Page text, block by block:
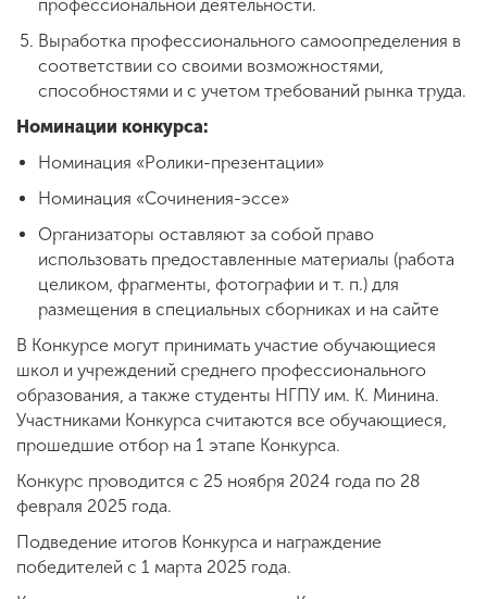
профессиональной деятельности.
Выработка профессионального самоопределения в
соответствии со своими возможностями,
способностями и с учетом требований рынка труда.
Номинации конкурса:
Номинация «Ролики-презентации»
Номинация «Сочинения-эссе»
Организаторы оставляют за собой право
использовать предоставленные материалы (работа
целиком, фрагменты, фотографии и т. п.) для
размещения в специальных сборниках и на сайте
В Конкурсе могут принимать участие обучающиеся
школ и учреждений среднего профессионального
образования, а также студенты НГПУ им. К. Минина.
Участниками Конкурса считаются все обучающиеся,
прошедшие отбор на 1 этапе Конкурса.
Конкурс проводится с 25 ноября 2024 года по 28
февраля 2025 года.
Подведение итогов Конкурса и награждение
победителей с 1 марта 2025 года.